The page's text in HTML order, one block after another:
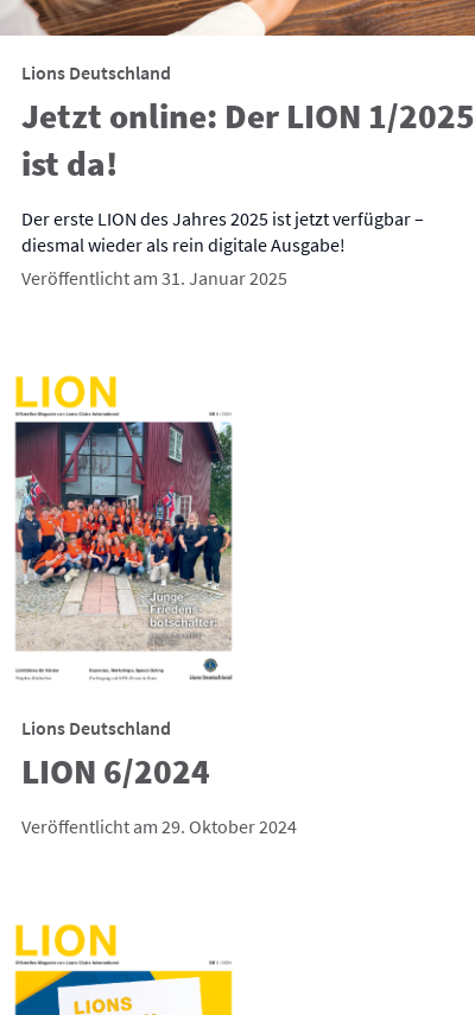
Lions Deutschland
Jetzt online: Der LION 1/2025
ist da!
Der erste LION des Jahres 2025 ist jetzt verfügbar –
diesmal wieder als rein digitale Ausgabe!
Veröffentlicht am 31. Januar 2025
Lions Deutschland
LION 6/2024
Veröffentlicht am 29. Oktober 2024